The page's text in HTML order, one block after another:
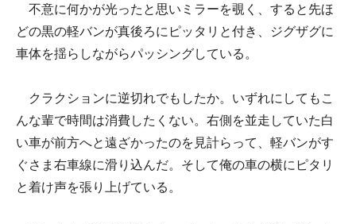
不意に何かが光ったと思いミラーを覗く、すると先ほ
どの黒の軽バンが真後ろにピッタリと付き、ジグザグに
車体を揺らしながらパッシングしている。
クラクションに逆切れでもしたか。いずれにしてもこ
んな輩で時間は消費したくない。右側を並走していた白
い車が前方へと遠ざかったのを見計らって、軽バンがす
ぐさま右車線に滑り込んだ。そして俺の車の横にピタリ
と着け声を張り上げている。